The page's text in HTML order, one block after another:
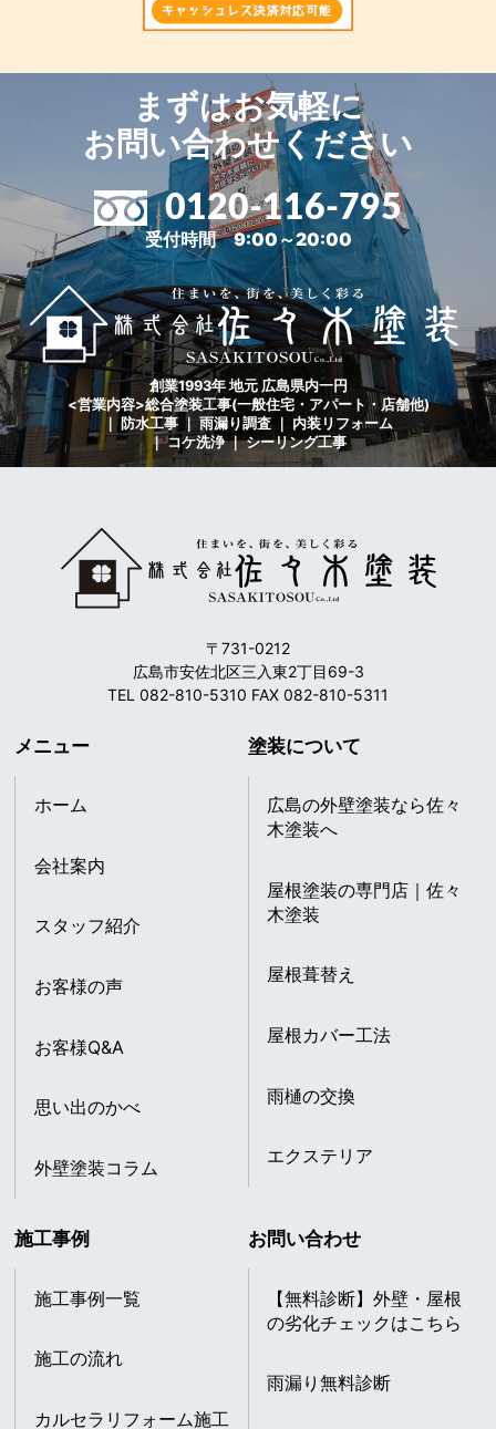
まずはお気軽に
お問い合わせください
0120-116-795
受付時間 9:00～20:00
創業1993年 地元 広島県内一円
<営業内容>総合塗装工事(一般住宅・アパート・店舗他)
｜ 防水工事 ｜ 雨漏り調査 ｜ 内装リフォーム
｜ コケ洗浄 ｜ シーリング工事
〒731-0212
広島市安佐北区三入東2丁目69-3
TEL 082-810-5310 FAX 082-810-5311
メニュー
ホーム
会社案内
スタッフ紹介
お客様の声
お客様Q&A
思い出のかべ
外壁塗装コラム
塗装について
広島の外壁塗装なら佐々
木塗装へ
屋根塗装の専門店｜佐々
木塗装
屋根葺替え
屋根カバー工法
雨樋の交換
エクステリア
施工事例
施工事例一覧
施工の流れ
カルセラリフォーム施工
お問い合わせ
【無料診断】外壁・屋根
の劣化チェックはこちら
雨漏り無料診断